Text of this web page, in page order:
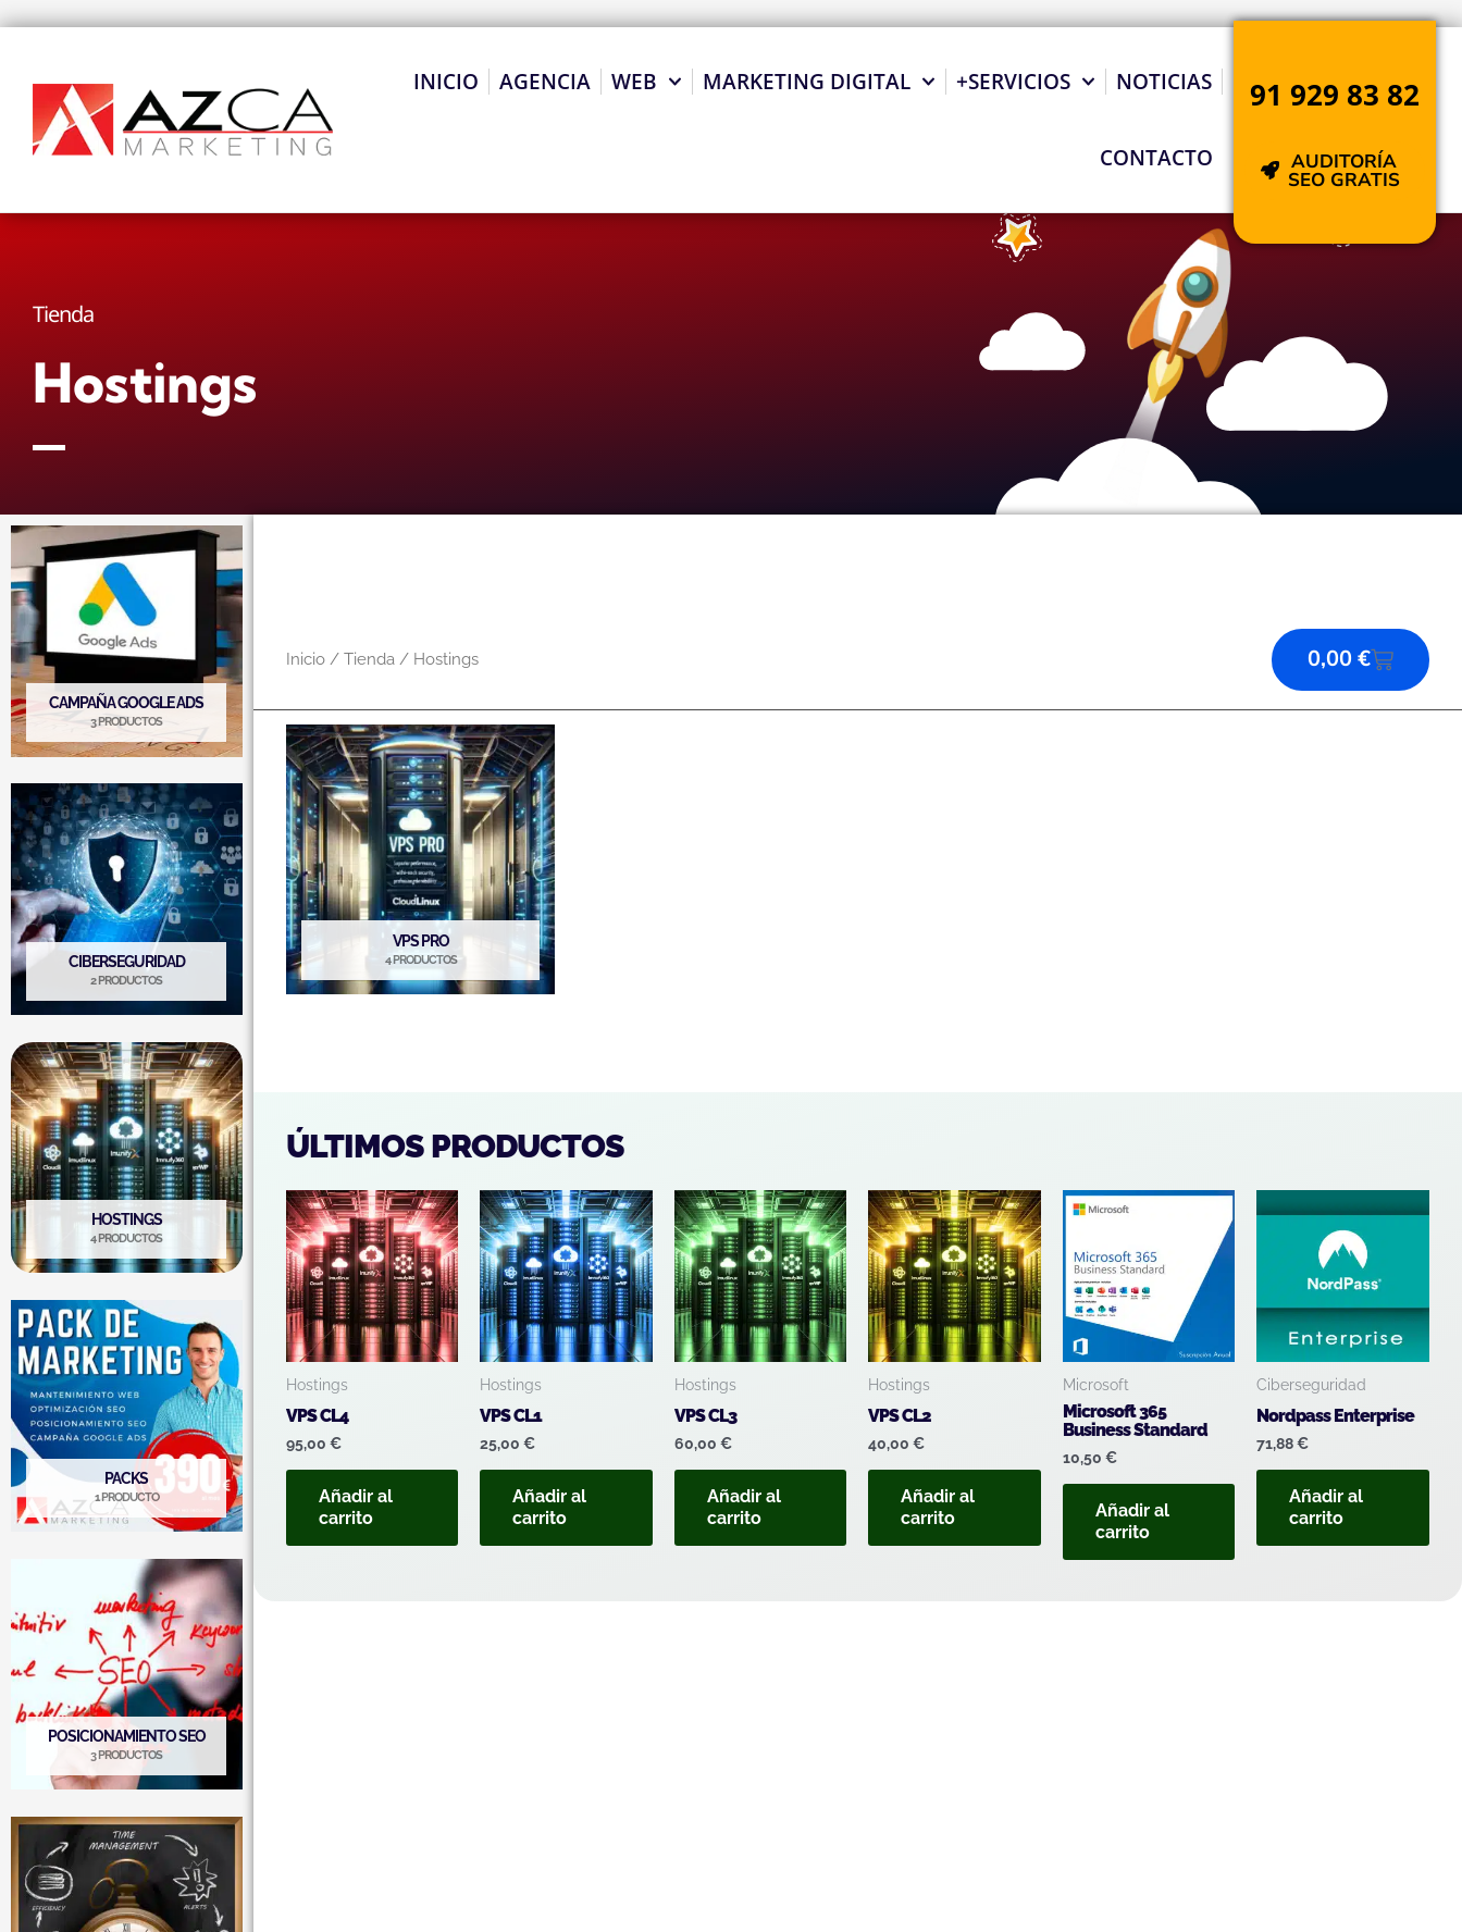
INICIO AGENCIA WEB MARKETING DIGITAL +SERVICIOS NOTICIAS
CONTACTO
91 929 83 82
AUDITORÍA
SEO GRATIS
Tienda
Hostings
CAMPAÑA GOOGLE ADS
3 PRODUCTOS
CIBERSEGURIDAD
2 PRODUCTOS
HOSTINGS
4 PRODUCTOS
PACKS
1 PRODUCTO
POSICIONAMIENTO SEO
3 PRODUCTOS
Inicio/ Tienda / Hostings 0,00€
VPS PRO
4 PRODUCTOS
ÚLTIMOS PRODUCTOS
Hostings
VPS CL4
95,00 €
Añadir al
carrito
Hostings
VPS CL1
25,00€
Añadir al
carrito
Hostings
VPS CL3
60,00 €
Añadir al
carrito
Hostings
VPS CL2
40,00€
Añadir al
carrito
Microsoft
Microsoft 365
Business Standard
10,50 €
Añadir al
carrito
Ciberseguridad
Nordpass Enterprise
71,88€
Añadir al
carrito